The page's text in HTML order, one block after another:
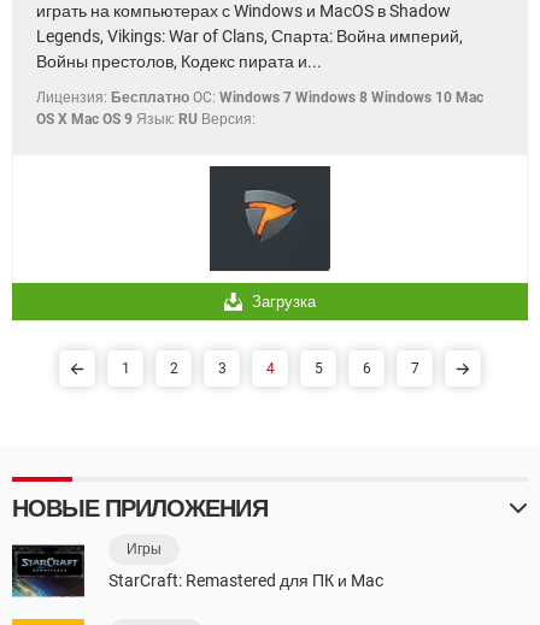
играть на компьютерах с Windows и MacOS в Shadow
Legends, Vikings: War of Clans, Спарта: Война империй,
Войны престолов, Кодекс пирата и...
Лицензия: Бесплатно OC: Windows 7 Windows 8 Windows 10 Mac
OS X Mac OS 9 Язык: RU Версия:
Загрузка
1 2 3 4 5 6 7
НОВЫЕ ПРИЛОЖЕНИЯ
Игры
StarCraft: Remastered для ПК и Mac